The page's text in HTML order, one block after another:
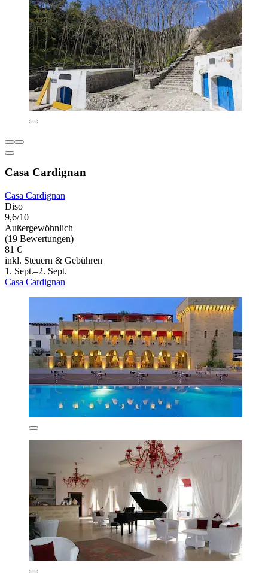
Casa Cardignan
Casa Cardignan
Diso
9,6/10
Außergewöhnlich
(19 Bewertungen)
81 €
inkl. Steuern & Gebühren
1. Sept.–2. Sept.
Casa Cardignan